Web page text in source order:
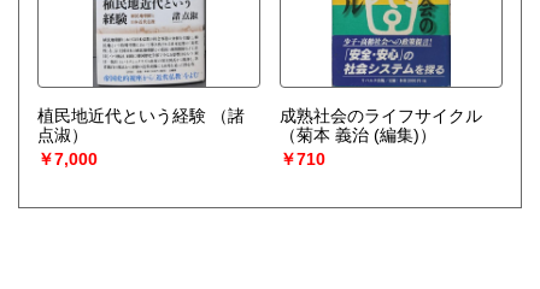
植民地近代という経験
（諸
点淑）
￥7,000
成熟社会のライフサイクル
（菊本 義治 (編集)）
￥710